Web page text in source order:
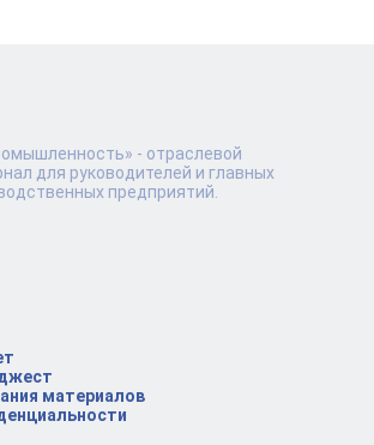
материалов
- отраслевой
для руководителей и главных
предприятий.